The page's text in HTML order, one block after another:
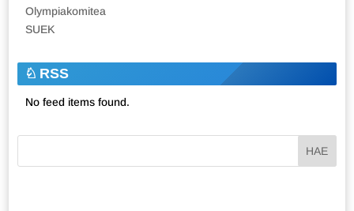
Olympiakomitea
SUEK
RSS
No feed items found.